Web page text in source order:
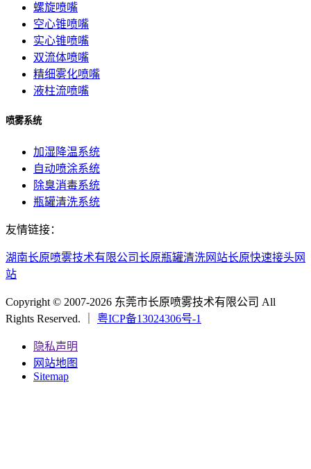
螺旋喷嘴
空心锥喷嘴
实心锥喷嘴
双流体喷嘴
精细雾化喷嘴
液柱流喷嘴
喷雾系统
加湿降温系统
自动喷涂系统
除臭消毒系统
瓶罐清洗系统
友情链接：
湖南长原喷雾技术有限公司长原瓶罐清洗网站长原快速接头网
站
Copyright © 2007-2026 东莞市长原喷雾技术有限公司 All
Rights Reserved. ｜ 粤ICP备13024306号-1
隐私声明
网站地图
Sitemap